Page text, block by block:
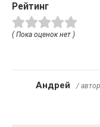
Рейтинг
( Пока оценок нет )
Андрей /